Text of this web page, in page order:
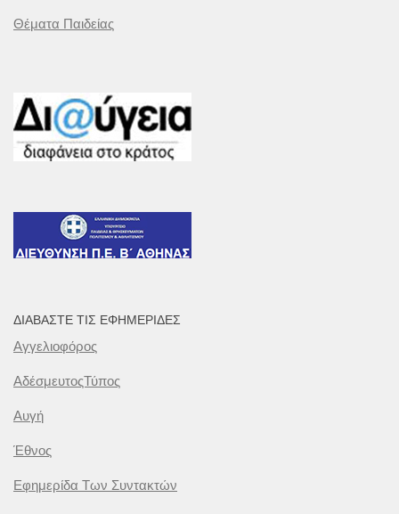
Θέματα Παιδείας
ΔΙΑΒΆΣΤΕ ΤΙΣ ΕΦΗΜΕΡΊΔΕΣ
Αγγελιοφόρος
ΑδέσμευτοςΤύπος
Αυγή
Έθνος
Εφημερίδα Των Συντακτών